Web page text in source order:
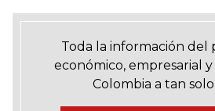
Toda la información del
económico, empresarial
Colombia a tan